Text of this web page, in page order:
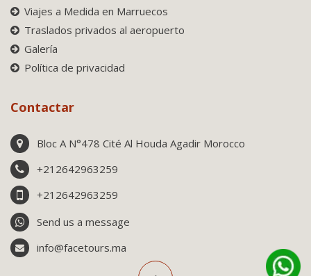
Viajes a Medida en Marruecos
Traslados privados al aeropuerto
Galería
Política de privacidad
Contactar
Bloc A N°478 Cité Al Houda Agadir Morocco
+212642963259
+212642963259
Send us a message
info@facetours.ma